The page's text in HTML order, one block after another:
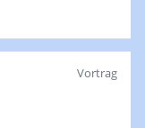
Vortrag